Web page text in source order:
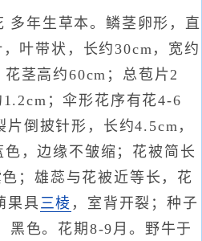
多年生草本。鳞茎卵形，直
叶带状，长约30cm，宽约
茎高约60cm；总苞片2
；伞形花序有花4-6
倒披针形，长约4.5cm，
，边缘不皱缩；花被简长
；雄蕊与花被近等长，花
果具三棱 ，室背开裂；种子
黑色。花期8-9月。野牛于